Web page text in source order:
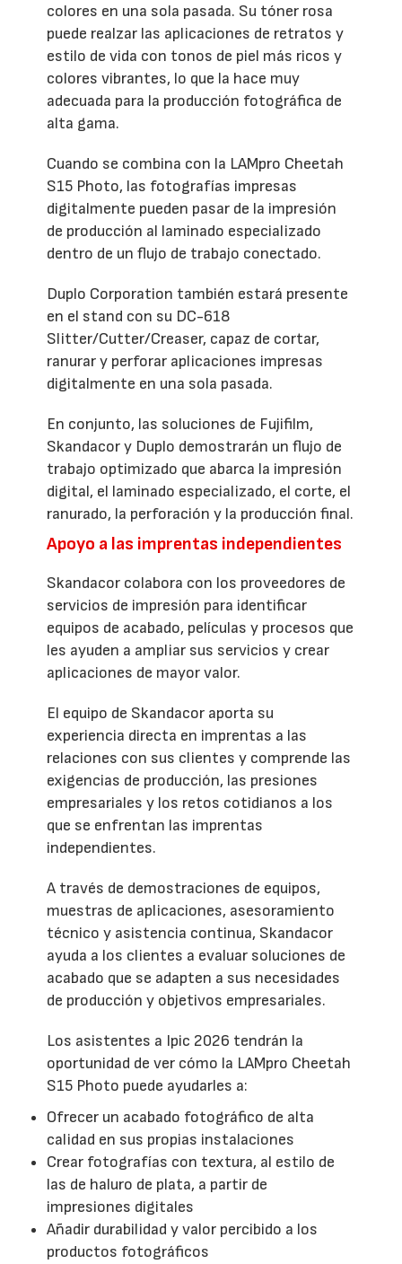
colores en una sola pasada. Su tóner rosa
puede realzar las aplicaciones de retratos y
estilo de vida con tonos de piel más ricos y
colores vibrantes, lo que la hace muy
adecuada para la producción fotográfica de
alta gama.
Cuando se combina con la LAMpro Cheetah
S15 Photo, las fotografías impresas
digitalmente pueden pasar de la impresión
de producción al laminado especializado
dentro de un flujo de trabajo conectado.
Duplo Corporation también estará presente
en el stand con su DC-618
Slitter/Cutter/Creaser, capaz de cortar,
ranurar y perforar aplicaciones impresas
digitalmente en una sola pasada.
En conjunto, las soluciones de Fujifilm,
Skandacor y Duplo demostrarán un flujo de
trabajo optimizado que abarca la impresión
digital, el laminado especializado, el corte, el
ranurado, la perforación y la producción final.
Apoyo a las imprentas independientes
Skandacor colabora con los proveedores de
servicios de impresión para identificar
equipos de acabado, películas y procesos que
les ayuden a ampliar sus servicios y crear
aplicaciones de mayor valor.
El equipo de Skandacor aporta su
experiencia directa en imprentas a las
relaciones con sus clientes y comprende las
exigencias de producción, las presiones
empresariales y los retos cotidianos a los
que se enfrentan las imprentas
independientes.
A través de demostraciones de equipos,
muestras de aplicaciones, asesoramiento
técnico y asistencia continua, Skandacor
ayuda a los clientes a evaluar soluciones de
acabado que se adapten a sus necesidades
de producción y objetivos empresariales.
Los asistentes a Ipic 2026 tendrán la
oportunidad de ver cómo la LAMpro Cheetah
S15 Photo puede ayudarles a:
Ofrecer un acabado fotográfico de alta
calidad en sus propias instalaciones
Crear fotografías con textura, al estilo de
las de haluro de plata, a partir de
impresiones digitales
Añadir durabilidad y valor percibido a los
productos fotográficos